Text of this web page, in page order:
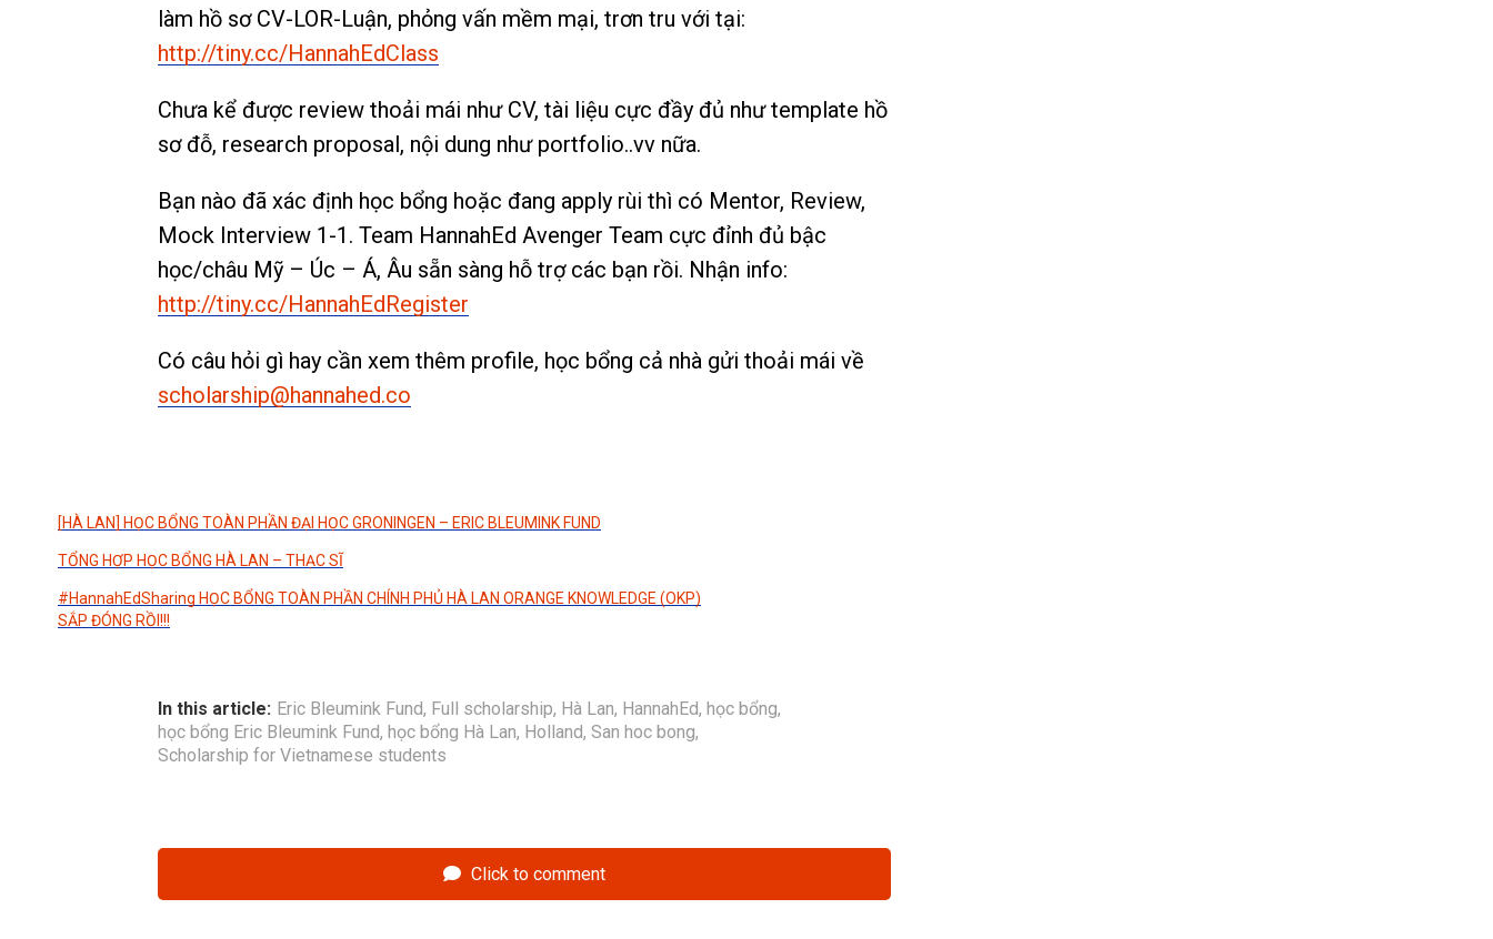
làm hồ sơ CV-LOR-Luận, phỏng vấn mềm mại, trơn tru với tại:
http://tiny.cc/HannahEdClass
Chưa kể được review thoải mái như CV, tài liệu cực đầy đủ như template hồ
sơ đỗ, research proposal, nội dung như portfolio..vv nữa.
Bạn nào đã xác định học bổng hoặc đang apply rùi thì có Mentor, Review,
Mock Interview 1-1. Team HannahEd Avenger Team cực đỉnh đủ bậc
học/châu Mỹ – Úc – Á, Âu sẵn sàng hỗ trợ các bạn rồi. Nhận info:
http://tiny.cc/HannahEdRegister
Có câu hỏi gì hay cần xem thêm profile, học bổng cả nhà gửi thoải mái về
scholarship@hannahed.co
[HÀ LAN] HỌC BỔNG TOÀN PHẦN ĐẠI HỌC GRONINGEN – ERIC BLEUMINK FUND
TỔNG HỢP HỌC BỔNG HÀ LAN – THẠC SĨ
#HannahEdSharing HỌC BỔNG TOÀN PHẦN CHÍNH PHỦ HÀ LAN ORANGE KNOWLEDGE (OKP)
SẮP ĐÓNG RỒI!!!
In this article: Eric Bleumink Fund, Full scholarship, Hà Lan, HannahEd, học bổng,
học bổng Eric Bleumink Fund, học bổng Hà Lan, Holland, San hoc bong,
Scholarship for Vietnamese students
Click to comment